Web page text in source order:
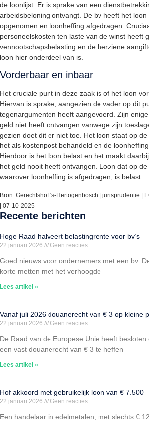
de loonlijst. Er is sprake van een
arbeidsbeloning ontvangt. De bv heeft het loon
opgenomen en loonheffing afgedragen.
personeelskosten ten laste van de winst heeft
vennootschapsbelasting en de herziene
loon hier onderdeel van is.
Vorderbaar en inbaar
Het cruciale punt in deze zaak is of het loon
Hiervan is sprake, aangezien de vader op dit
tegenargumenten heeft aangevoerd. Zijn
geld niet heeft ontvangen vanwege zijn
gezien doet dit er niet toe. Het loon staat op
het als kostenpost behandeld en de
Hierdoor is het loon belast en het maakt
het geld nooit heeft ontvangen. Loon dat op de
waarover loonheffing is afgedragen, is belast.
Bron: Gerechtshof ‘s-Hertogenbosch | jurisprudentie |
| 07-10-2025
Recente berichten
Hoge Raad halveert belastingrente voor bv’s
22 januari 2026 Geen reacties
Goed nieuws voor ondernemers met een bv.
korte metten met het verhoogde
Lees artikel »
Vanaf juli 2026 douanerecht van € 3 op kleine
22 januari 2026 Geen reacties
De Raad van de Europese Unie heeft besloten
een vast douanerecht van € 3 te heffen
Lees artikel »
Hof akkoord met gebruikelijk loon van € 7.500
22 januari 2026 Geen reacties
Een handelaar in edelmetalen, met slechts €